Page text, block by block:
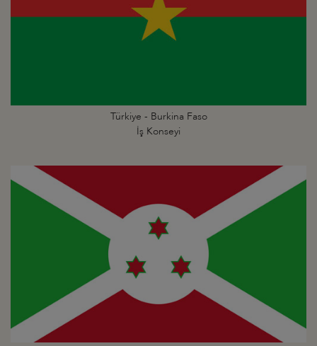
Türkiye - Burkina Faso
İş Konseyi